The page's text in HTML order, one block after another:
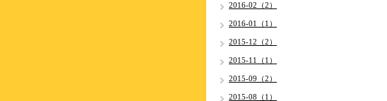
2016-02（2）
2016-01（1）
2015-12（2）
2015-11（1）
2015-09（2）
2015-08（1）